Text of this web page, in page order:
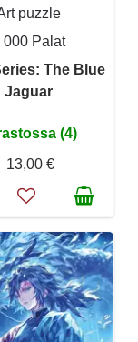
puzzle
000 Palat
The Blue
Jaguar
(4)
13,00 €